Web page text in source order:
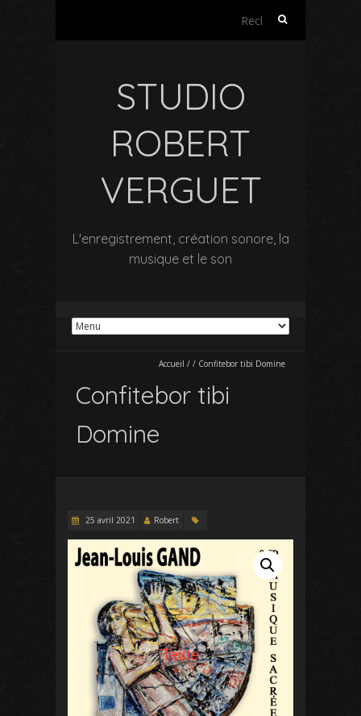
Rechercher :
STUDIO
ROBERT
VERGUET
L'enregistrement, création sonore, la
musique et le son
Accueil / / Confitebor tibi Domine
Confitebor tibi
Domine
25 avril 2021 Robert